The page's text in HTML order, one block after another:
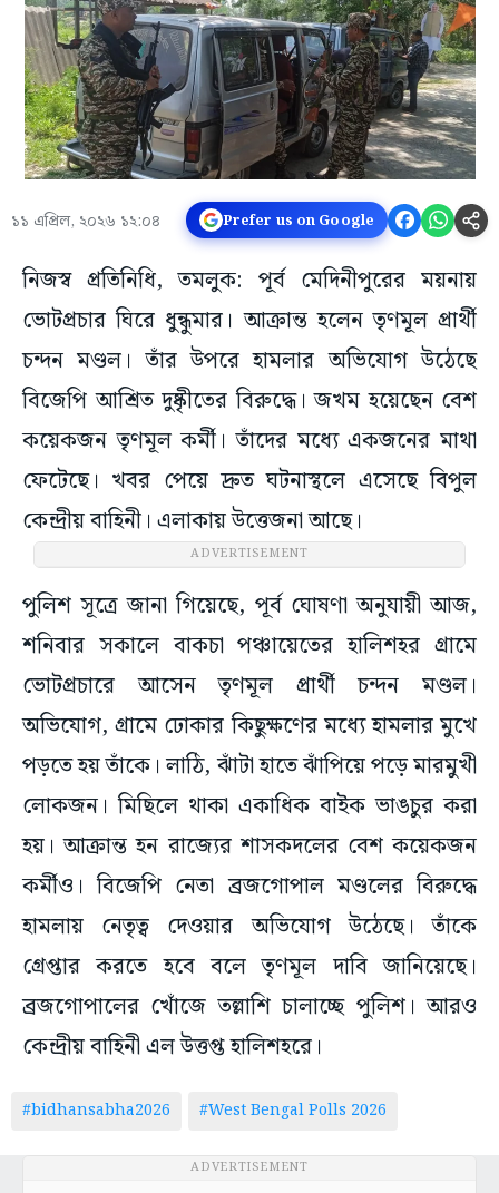
১১ এপ্রিল, ২০২৬ ১২:০৪ Prefer us on Google
নিজস্ব প্রতিনিধি, তমলুক: পূর্ব মেদিনীপুরের ময়নায়
ভোটপ্রচার ঘিরে ধুন্ধুমার। আক্রান্ত হলেন তৃণমূল প্রার্থী
চন্দন মণ্ডল। তাঁর উপরে হামলার অভিযোগ উঠেছে
বিজেপি আশ্রিত দুষ্কৃীতের বিরুদ্ধে। জখম হয়েছেন বেশ
কয়েকজন তৃণমূল কর্মী। তাঁদের মধ্যে একজনের মাথা
ফেটেছে। খবর পেয়ে দ্রুত ঘটনাস্থলে এসেছে বিপুল
কেন্দ্রীয় বাহিনী। এলাকায় উত্তেজনা আছে।
ADVERTISEMENT
পুলিশ সূত্রে জানা গিয়েছে, পূর্ব ঘোষণা অনুযায়ী আজ,
শনিবার সকালে বাকচা পঞ্চায়েতের হালিশহর গ্রামে
ভোটপ্রচারে আসেন তৃণমূল প্রার্থী চন্দন মণ্ডল।
অভিযোগ, গ্রামে ঢোকার কিছুক্ষণের মধ্যে হামলার মুখে
পড়তে হয় তাঁকে। লাঠি, ঝাঁটা হাতে ঝাঁপিয়ে পড়ে মারমুখী
লোকজন। মিছিলে থাকা একাধিক বাইক ভাঙচুর করা
হয়। আক্রান্ত হন রাজ্যের শাসকদলের বেশ কয়েকজন
কর্মীও। বিজেপি নেতা ব্রজগোপাল মণ্ডলের বিরুদ্ধে
হামলায় নেতৃত্ব দেওয়ার অভিযোগ উঠেছে। তাঁকে
গ্রেপ্তার করতে হবে বলে তৃণমূল দাবি জানিয়েছে।
ব্রজগোপালের খোঁজে তল্লাশি চালাচ্ছে পুলিশ। আরও
কেন্দ্রীয় বাহিনী এল উত্তপ্ত হালিশহরে।
#bidhansabha2026 #West Bengal Polls 2026
ADVERTISEMENT